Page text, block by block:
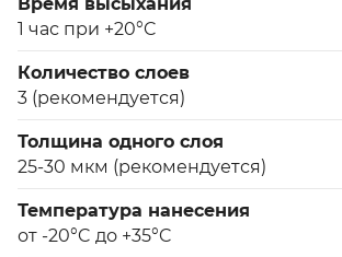
1 час при +20°C
Количество слоев
3 (рекомендуется)
Толщина одного слоя
25-30 мкм (рекомендуется)
Температура нанесения
от -20°C до +35°C